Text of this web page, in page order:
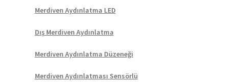
Merdiven Aydınlatma LED
Dış Merdiven Aydınlatma
Merdiven Aydınlatma Düzeneği
Merdiven Aydınlatması Sensörlü